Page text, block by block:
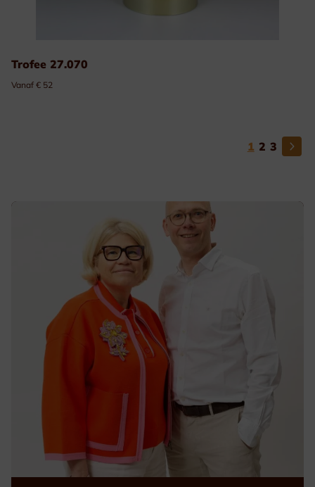
Trofee 27.070
Vanaf € 52
1 2 3